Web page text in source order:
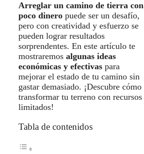
Arreglar un camino de tierra con
poco dinero puede ser un desafío,
pero con creatividad y esfuerzo se
pueden lograr resultados
sorprendentes. En este artículo te
mostraremos algunas ideas
económicas y efectivas para
mejorar el estado de tu camino sin
gastar demasiado. ¡Descubre cómo
transformar tu terreno con recursos
limitados!
Tabla de contenidos